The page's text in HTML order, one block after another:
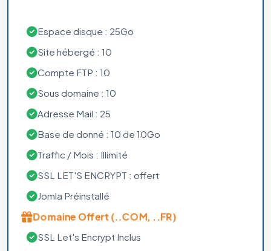
Espace disque : 25Go
Site hébergé : 10
Compte FTP : 10
Sous domaine : 10
Adresse Mail : 25
Base de donné : 10 de 10Go
Traffic / Mois : Illimité
SSL LET'S ENCRYPT : offert
Jomla Préinstallé
Domaine Offert (..COM, ..FR)
SSL Let's Encrypt Inclus